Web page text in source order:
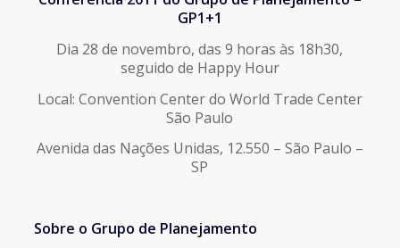
GP1+1
Dia 28 de novembro, das 9 horas às 18h30,
seguido de Happy Hour
Local: Convention Center do World Trade Center
São Paulo
Avenida das Nações Unidas, 12.550 – São Paulo –
SP
Sobre o Grupo de Planejamento